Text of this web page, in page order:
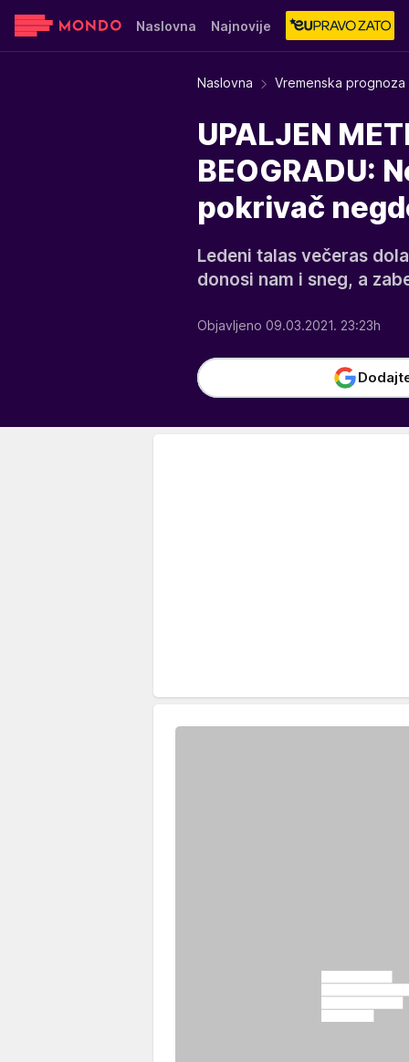
Naslovna Najnovije
Stvar ukusa Yumama
Naslovna Vremenska prognoza
UPALJEN
BEOGRADU:
pokrivač
Ledeni talas večeras
donosi nam i sneg, a
Objavljeno 09.03.2021. 23:23h